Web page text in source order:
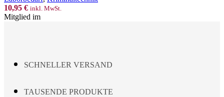
The
product
10,95 € inkl. MwSt.
Mitglied im
SCHNELLER VERSAND
TAUSENDE PRODUKTE